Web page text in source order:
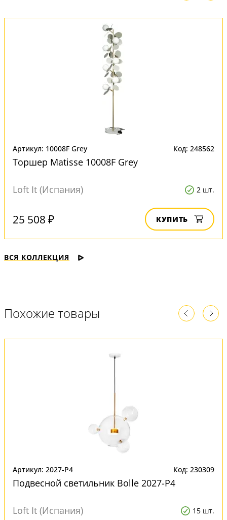
Артикул: 10008F Grey Код: 248562
Торшер Matisse 10008F Grey
Loft It (Испания) 2 шт.
25 508 ₽ КУПИТЬ
ВСЯ КОЛЛЕКЦИЯ
Похожие товары
Артикул: 2027-P4 Код: 230309
Подвесной светильник Bolle 2027-P4
Loft It (Испания) 15 шт.